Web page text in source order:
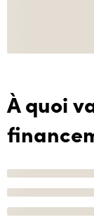
À quoi